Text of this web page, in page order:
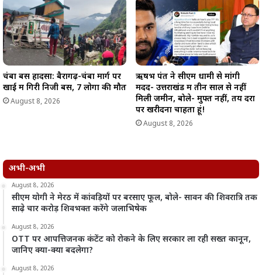
चंबा बस हादसा: बैरागढ़-चंबा मार्ग पर
खाई में गिरी निजी बस, 7 लोगों की मौत
August 8, 2026
ऋषभ पंत ने सीएम धामी से मांगी
मदद- उत्तराखंड में तीन साल से नहीं
मिली जमीन, बोले- मुफ्त नहीं, तय दरों
पर खरीदना चाहता हूं!
August 8, 2026
अभी-अभी
August 8, 2026
सीएम योगी ने मेरठ में कांवड़ियों पर बरसाए फूल, बोले- सावन की शिवरात्रि तक
साढ़े चार करोड़ शिवभक्त करेंगे जलाभिषेक
August 8, 2026
OTT पर आपत्तिजनक कंटेंट को रोकने के लिए सरकार ला रही सख्त कानून,
जानिए क्या-क्या बदलेगा?
August 8, 2026